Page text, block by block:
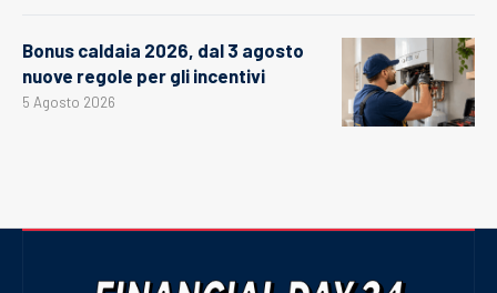
Bonus caldaia 2026, dal 3 agosto
nuove regole per gli incentivi
5 Agosto 2026